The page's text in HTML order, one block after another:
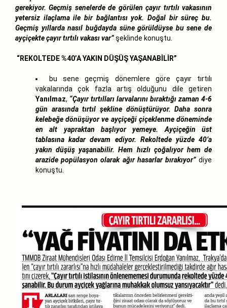
gerekiyor. Geçmiş senelerde de görülen çayır tırtılı vakasının
yetersiz ilaçlama ile bir bağlantısı yok. Doğal bir süreç bu.
Geçmiş yıllarda nasıl buğdayda süne görüldüyse bu sene de
ayçiçekte çayır tırtılı vakası var”şeklinde konuştu.
“REKOLTEDE %40’A YAKIN DÜŞÜŞ YAŞANABİLİR”
bu sene geçmiş dönemlere göre çayır tırtılı
vakalarında çok fazla artış olduğunu dile getiren
Yanılmaz, “Çayır tırtılları larvalarını bıraktığı zaman 4-6
gün arasında tırtıl şekline dönüştürüyor. Daha sonra
kelebeğe dönüşüyor ve ayçiçeği çiçeklenme döneminde
en alt yapraktan başlıyor yemeye. Ayçiçeğin üst
tablasına kadar devam ediyor. Rekoltede yüzde 40’a
yakın düşüş yaşanabilir. Hem hızlı çoğalıyor hem de
arazide popülasyon olarak ağır hasarlar bırakıyor”diye
konuştu.